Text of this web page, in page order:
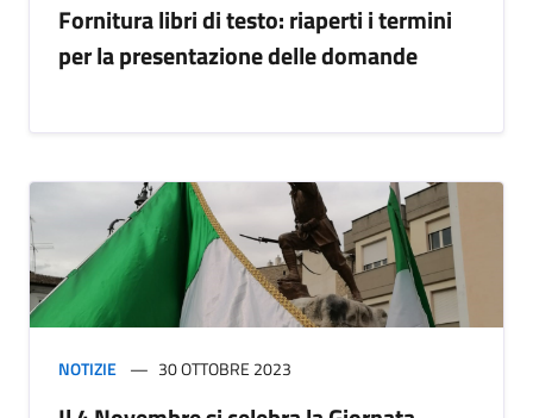
Fornitura libri di testo: riaperti i termini
per la presentazione delle domande
NOTIZIE 30 OTTOBRE 2023